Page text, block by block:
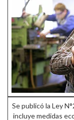
Se publicó la Ley
incluye medidas